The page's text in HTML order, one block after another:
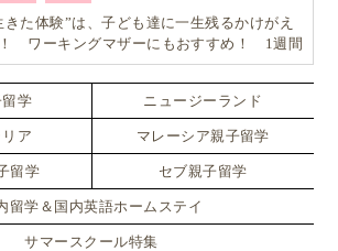
た体験”は、子ども達に一生残るかけがえ
ワーキングマザーにもおすすめ！ 1週間
トラリア親子留学
学 ニュージーランド
ア マレーシア親子留学
留学 セブ親子留学
留学＆国内英語ホームステイ
サマースクール特集